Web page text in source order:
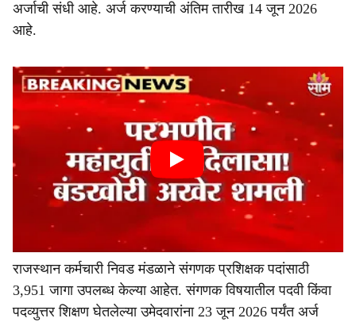
अर्जाची संधी आहे. अर्ज करण्याची अंतिम तारीख 14 जून 2026
आहे.
राजस्थान कर्मचारी निवड मंडळाने संगणक प्रशिक्षक पदांसाठी
3,951 जागा उपलब्ध केल्या आहेत. संगणक विषयातील पदवी किंवा
पदव्युत्तर शिक्षण घेतलेल्या उमेदवारांना 23 जून 2026 पर्यंत अर्ज